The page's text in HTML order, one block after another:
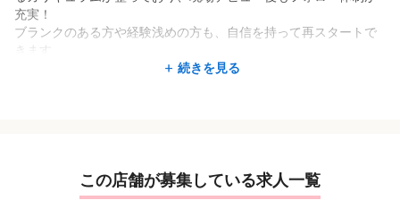
◆仲間とのチームワークを大切にできる方
⇒ スタッフ同士がフォローし合い、良い雰囲気でサロンを運営し
お客様にもスタッフにも寄り添いながら、前向きに働ける方が長
充実！
ブランクのある方や経験浅めの方も、自信を持って再スタートで
きます。
続きを見る
この店舗が募集している求人一覧